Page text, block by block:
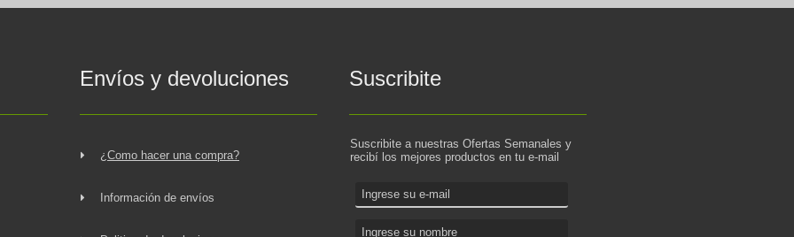
Envíos y devoluciones
¿Como hacer una compra?
Información de envíos
Suscribite
Suscribite a nuestras Ofertas Semanales y
recibí los mejores productos en tu e-mail